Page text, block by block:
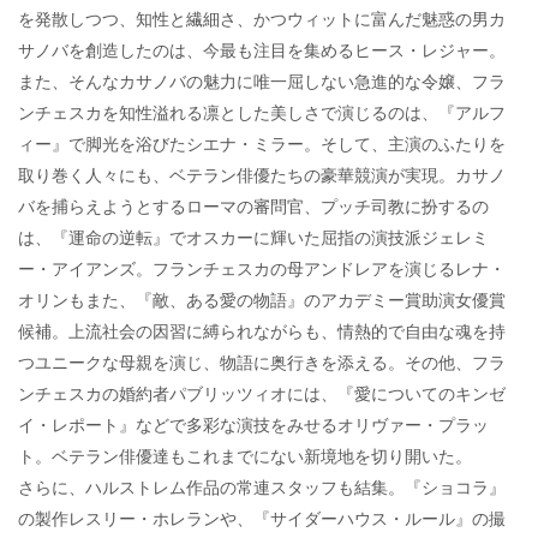
を発散しつつ、知性と繊細さ、かつウィットに富んだ魅惑の男カ
サノバを創造したのは、今最も注目を集めるヒース・レジャー。
また、そんなカサノバの魅力に唯一屈しない急進的な令嬢、フラ
ンチェスカを知性溢れる凛とした美しさで演じるのは、『アルフ
ィー』で脚光を浴びたシエナ・ミラー。そして、主演のふたりを
取り巻く人々にも、ベテラン俳優たちの豪華競演が実現。カサノ
バを捕らえようとするローマの審問官、プッチ司教に扮するの
は、『運命の逆転』でオスカーに輝いた屈指の演技派ジェレミ
ー・アイアンズ。フランチェスカの母アンドレアを演じるレナ・
オリンもまた、『敵、ある愛の物語』のアカデミー賞助演女優賞
候補。上流社会の因習に縛られながらも、情熱的で自由な魂を持
つユニークな母親を演じ、物語に奥行きを添える。その他、フラ
ンチェスカの婚約者パブリッツィオには、『愛についてのキンゼ
イ・レポート』などで多彩な演技をみせるオリヴァー・プラッ
ト。ベテラン俳優達もこれまでにない新境地を切り開いた。
さらに、ハルストレム作品の常連スタッフも結集。『ショコラ』
の製作レスリー・ホレランや、『サイダーハウス・ルール』の撮